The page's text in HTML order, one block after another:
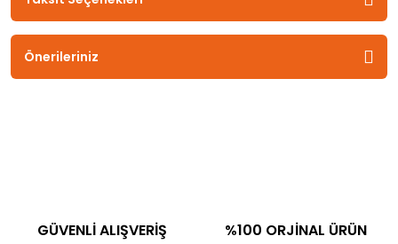
Önerileriniz
GÜVENLİ ALIŞVERİŞ %100 ORJİNAL ÜRÜN